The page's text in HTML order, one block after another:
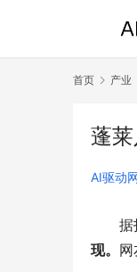
首页 产业
蓬
AI驱动
据
现。 网